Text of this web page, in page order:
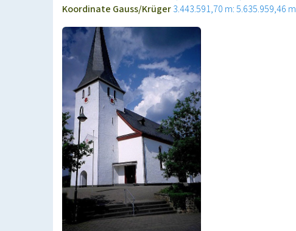
Koordinate Gauss/Krüger3.443.591,70 m: 5.635.959,46 m